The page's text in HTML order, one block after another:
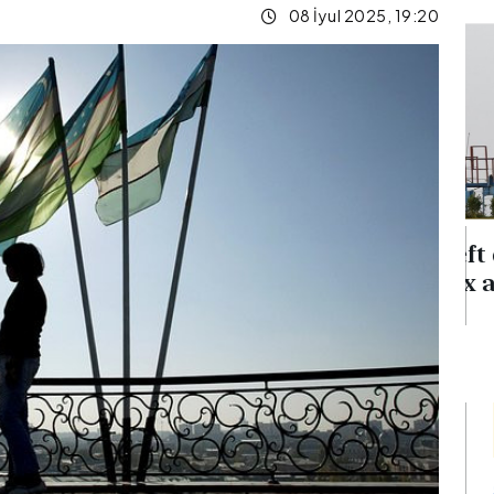
08 İyul 2025, 19:20
Neft qiymətləri 5 %-dən
çox aşağı düşüb